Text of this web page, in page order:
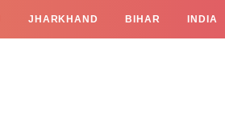
JHARKHAND BIHAR INDIA